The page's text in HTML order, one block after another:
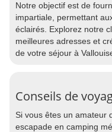
Notre objectif est de
impartiale, permettant
éclairés. Explorez notre
meilleures adresses et
de votre séjour à
Conseils de
Si vous êtes un amateur
escapade en camping